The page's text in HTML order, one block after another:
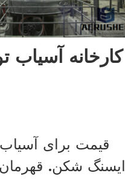
کارخانه آسیاب
قیمت برای
ایسنگ شکن.